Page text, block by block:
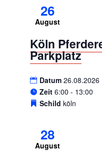
26
August
Köln
Parkplatz
Datum 26.08.2026
Zeit 6:00 - 13:00
Schild köln
28
August